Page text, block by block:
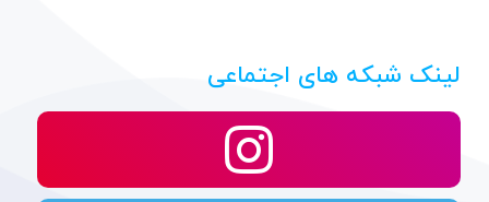
لینک شبکه های اجتماعی